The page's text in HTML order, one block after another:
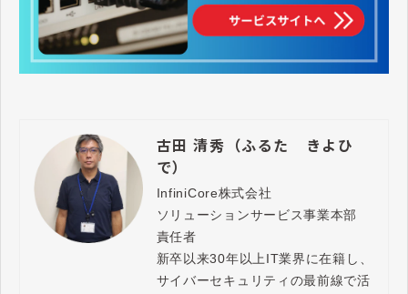
古田 清秀（ふるた きよひ
で）
InfiniCore株式会社
ソリューションサービス事業本部
責任者
新卒以来30年以上IT業界に在籍し、
サイバーセキュリティの最前線で活